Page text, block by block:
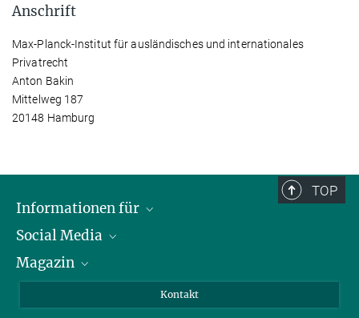
Anschrift
Max-Planck-Institut für ausländisches und internationales
Privatrecht
Anton Bakin
Mittelweg 187
20148 Hamburg
TOP
Informationen für
Journalist*innen
Stipendiat*innen
Social Media
LinkedIn
Magazin
Kontakt